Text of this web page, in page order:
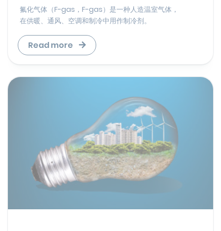
氟化气体（F-gas，F-gas）是一种人造温室气体，
在供暖、通风、空调和制冷中用作制冷剂。
Read more